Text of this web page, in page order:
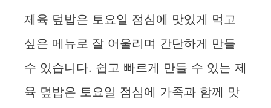
제육 덮밥은 토요일 점심에 맛있게 먹고
싶은 메뉴로 잘 어울리며 간단하게 만들
수 있습니다. 쉽고 빠르게 만들 수 있는 제
육 덮밥은 토요일 점심에 가족과 함께 맛